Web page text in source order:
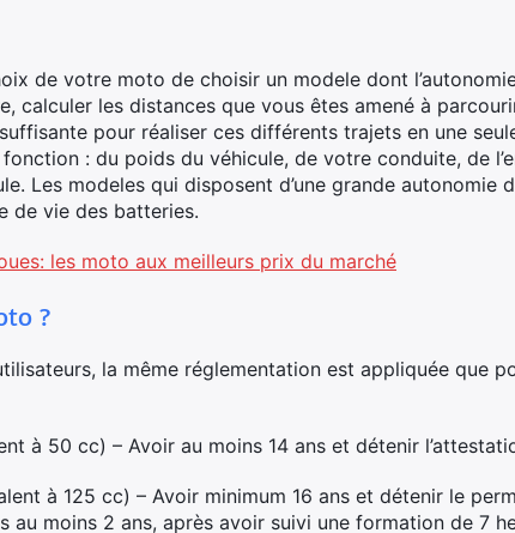
de votre moto de choisir un modele dont
calculer les distances que vous êtes amené à
pour réaliser ces différents trajets en une
: du poids du véhicule, de votre conduite, de
Les modeles qui disposent d’une grande autonomie
de vie des batteries.
les moto aux meilleurs prix du marché
?
la même réglementation est appliquée que
à 50 cc) – Avoir au moins 14 ans et détenir
à 125 cc) – Avoir minimum 16 ans et détenir le
au moins 2 ans, après avoir suivi une formation de 7